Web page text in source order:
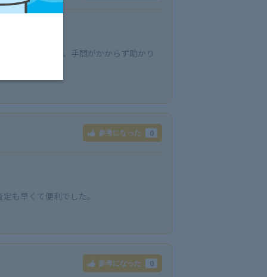
配できたので、手間がかからず助かり
参考になった 0
も早くて便利でした。
参考になった 0